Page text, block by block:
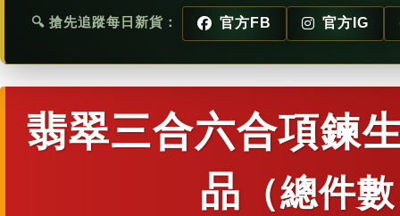
🔍 搶先追蹤每日新貨： 官方FB 官方IG
翡翠三合六合項鍊
品 （總件